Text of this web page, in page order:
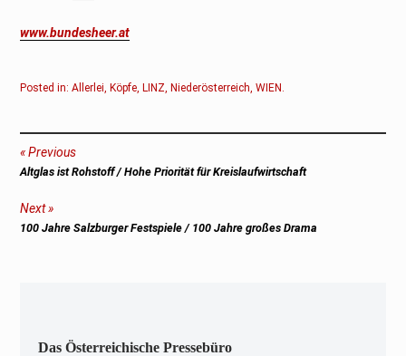
www.bundesheer.at
Posted in:Allerlei,Köpfe,LINZ,Niederösterreich,WIEN.
Beitragsnavigation
Previous
Previous
Altglas ist Rohstoff / Hohe Priorität für Kreislaufwirtschaft
Next
Next
100 Jahre Salzburger Festspiele / 100 Jahre großes Drama
Das Österreichische Pressebüro